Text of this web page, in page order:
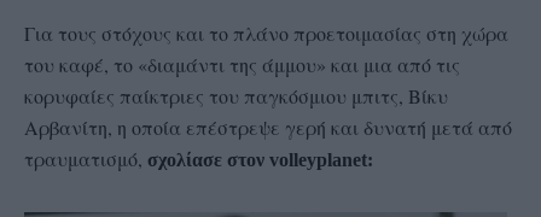
Για τους στόχους και το πλάνο προετοιμασίας στη χώρα
του καφέ, το «διαμάντι της άμμου» και μια από τις
κορυφαίες παίκτριες του παγκόσμιου μπιτς, Βίκυ
Αρβανίτη, η οποία επέστρεψε γερή και δυνατή μετά από
τραυματισμό, σχολίασε στον volleyplanet: